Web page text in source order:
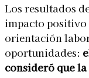
Los resultados
impacto
orientación
oportunidades:
consideró que